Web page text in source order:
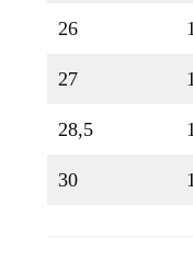
26
27
28,5
30